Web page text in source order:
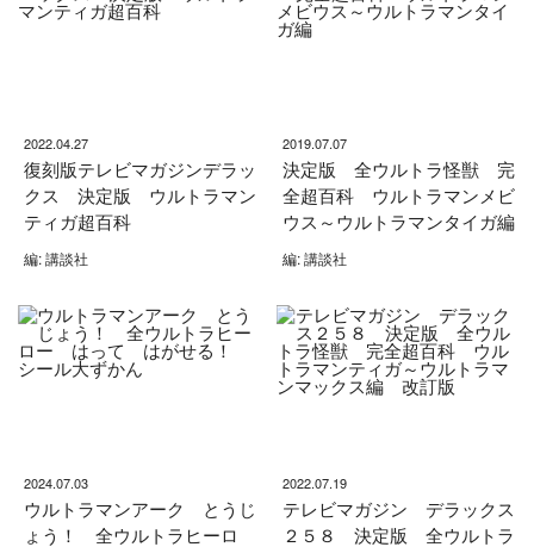
2022.04.27
復刻版テレビマガジンデラッ
クス 決定版 ウルトラマン
ティガ超百科
編: 講談社
2019.07.07
決定版 全ウルトラ怪獣 完
全超百科 ウルトラマンメビ
ウス～ウルトラマンタイガ編
編: 講談社
2024.07.03
ウルトラマンアーク とうじ
ょう！ 全ウルトラヒーロ
2022.07.19
テレビマガジン デラックス
２５８ 決定版 全ウルトラ